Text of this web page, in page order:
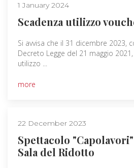
1 January 2024
Scadenza utilizzo
Si avvisa che il 31 dicembre 2023,
Decreto Legge del 21 maggio
utilizzo ...
more
22 December 2023
Spettacolo
Sala del Ridotto